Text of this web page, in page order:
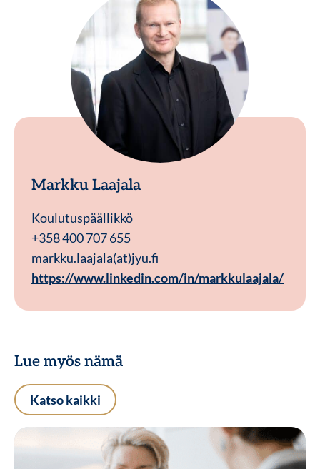
Markku Laajala
Koulutuspäällikkö
+358 400 707 655
markku.laajala(at)jyu.fi
https://www.linkedin.com/in/markkulaajala/
Lue myös nämä
Katso kaikki